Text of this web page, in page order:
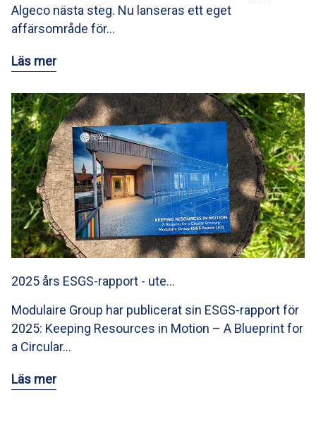
Algeco nästa steg. Nu lanseras ett eget
affärsområde för…
Läs mer
2025 års ESGS-rapport - ute…
Modulaire Group har publicerat sin ESGS-rapport för
2025: Keeping Resources in Motion – A Blueprint for
a Circular…
Läs mer